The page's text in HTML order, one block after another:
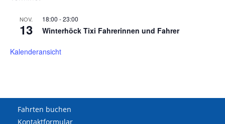
NOV.
13
18:00 -23:00
Winterhöck Tixi Fahrerinnen und Fahrer
Kalenderansicht
Fahrten buchen
Kontaktformular